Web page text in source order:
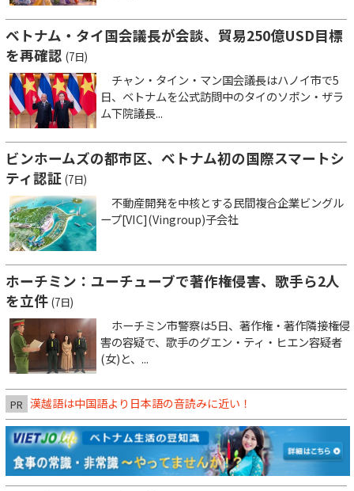
ベトナム・タイ国会議長が会談、貿易250億USD目標
を再確認 (7日)
チャン・タイン・マン国会議長はハノイ市で5
日、ベトナムを公式訪問中のタイのソポン・ザラ
ム下院議長...
ビンホームズの都市区、ベトナム初の国際スマートシ
ティ認証 (7日)
不動産開発を中核とする民間複合企業ビングル
ープ[VIC](Vingroup)子会社
ホーチミン：ユーチューブで著作権侵害、歌手ら2人
を立件 (7日)
ホーチミン市警察は5日、著作権・著作隣接権侵
害の容疑で、歌手のグエン・ティ・ヒエン容疑者
(女)と、...
PR 漢越語は中国語より日本語の音読みに近い！